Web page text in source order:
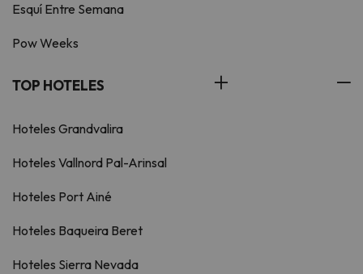
Esquí Entre Semana
Pow Weeks
TOP HOTELES
Hoteles Grandvalira
Hoteles Vallnord Pal-Arinsal
Hoteles Port Ainé
Hoteles Baqueira Beret
Hoteles Sierra Nevada